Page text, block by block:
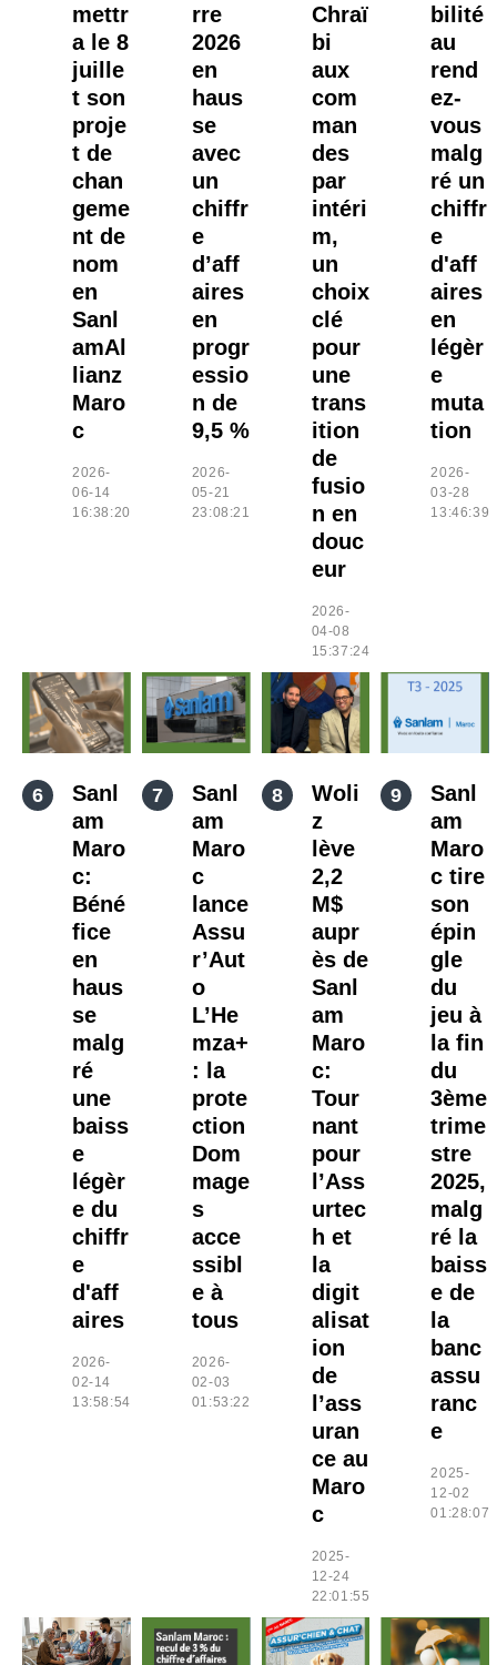
mettr
a le 8
juille
t son
proje
t de
chan
geme
nt de
nom
en
Sanl
amAl
lianz
Maro
c
2026-
06-14
16:38:20
rre
2026
en
haus
se
avec
un
chiffr
e
d’aff
aires
en
progr
essio
n de
9,5 %
2026-
05-21
23:08:21
Chraï
bi
aux
com
man
des
par
intéri
m,
un
choix
clé
pour
une
trans
ition
de
fusio
n en
douc
eur
2026-
04-08
15:37:24
bilité
au
rend
ez-
vous
malg
ré un
chiffr
e
d'aff
aires
en
légèr
e
muta
tion
2026-
03-28
13:46:39
Sanl
am
Maro
c:
Béné
fice
en
haus
se
malg
ré
une
baiss
e
légèr
e du
chiffr
e
d'aff
aires
2026-
02-14
13:58:54
Sanl
am
Maro
c
lance
Assu
r’Aut
o
L’He
mza+
: la
prote
ction
Dom
mage
s
acce
ssibl
e à
tous
2026-
02-03
01:53:22
Woli
z
lève
2,2
M$
aupr
ès de
Sanl
am
Maro
c:
Tour
nant
pour
l’Ass
urtec
h et
la
digit
alisat
ion
de
l’ass
uran
ce au
Maro
c
2025-
12-24
22:01:55
Sanl
am
Maro
c tire
son
épin
gle
du
jeu à
la fin
du
3ème
trime
stre
2025,
malg
ré la
baiss
e de
la
banc
assu
ranc
e
2025-
12-02
01:28:07